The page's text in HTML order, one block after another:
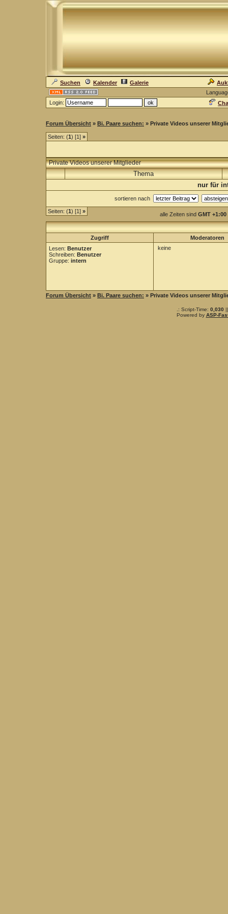
Suchen Kalender Galerie
Login:
Forum Übersicht » Bi. Paare suchen: » Private Videos unserer
Seiten: (1) [1] »
Private Videos unserer Mitglieder
Thema
nur für
sortieren nach
Seiten: (1) [1] » alle Zeiten sind GMT +1:00
Zugriff
Moderatoren
Lesen: Benutzer
Schreiben: Benutzer
Gruppe: intern
keine
Forum Übersicht » Bi. Paare suchen: » Private Videos unserer
.: Script-Time: 0,030
Powered by ASP-